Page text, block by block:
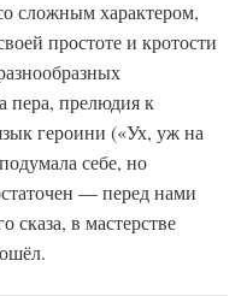
сложным характером,
простоте и кротости
пера, прелюдия к
героини («Ух, уж на
себе, но
— перед нами
сказа, в мастерстве